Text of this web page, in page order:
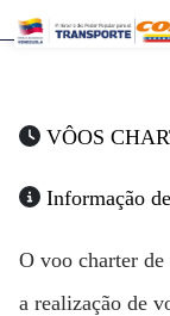
VÔOS
Informação
O voo charter de
a realização de